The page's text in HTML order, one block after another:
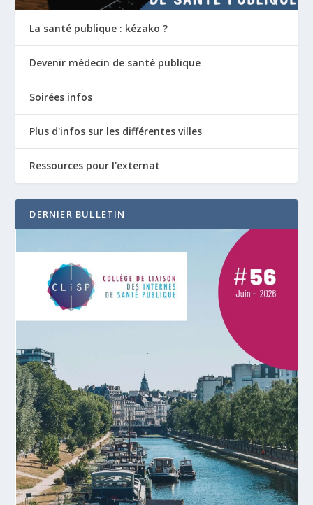
La santé publique : kézako ?
Devenir médecin de santé publique
Soirées infos
Plus d'infos sur les différentes villes
Ressources pour l'externat
DERNIER BULLETIN